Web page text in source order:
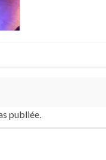
publiée.